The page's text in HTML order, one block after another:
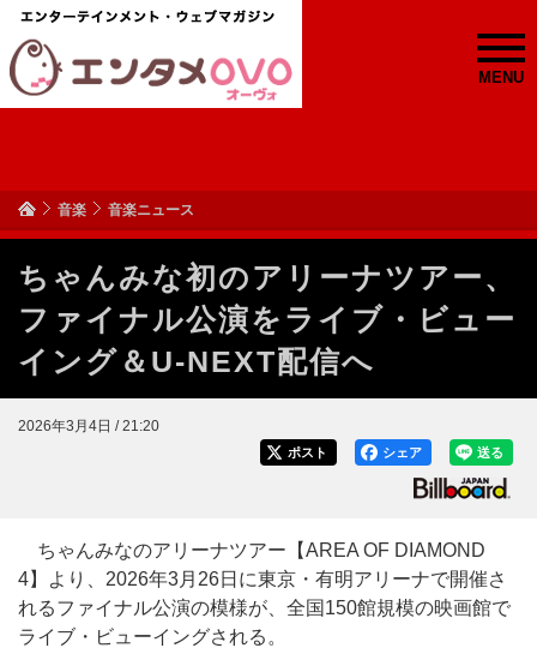
MENU
音楽 音楽ニュース
ちゃんみな初のアリーナツアー、
ファイナル公演をライブ・ビュー
イング＆U-NEXT配信へ
2026年3月4日 / 21:20
送る
シェア
ポスト
ちゃんみなのアリーナツアー【AREA OF DIAMOND
4】より、2026年3月26日に東京・有明アリーナで開催さ
れるファイナル公演の模様が、全国150館規模の映画館で
ライブ・ビューイングされる。